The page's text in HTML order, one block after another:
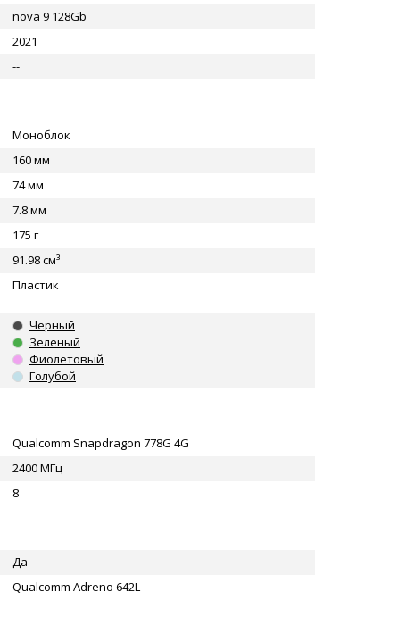
nova 9 128Gb
2021
--
Моноблок
160 мм
74 мм
7.8 мм
175 г
91.98 см³
Пластик
Черный
Зеленый
Фиолетовый
Голубой
Qualcomm Snapdragon 778G 4G
2400 МГц
8
Да
Qualcomm Adreno 642L